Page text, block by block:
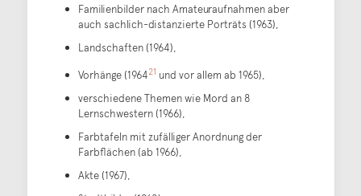
Familienbilder nach Amateuraufnahmen aber
auch sachlich-distanzierte Porträts (1963),
Landschaften (1964),
Vorhänge (196421 und vor allem ab 1965),
verschiedene Themen wie Mord an 8
Lernschwestern (1966),
Farbtafeln mit zufälliger Anordnung der
Farbflächen (ab 1966),
Akte (1967),